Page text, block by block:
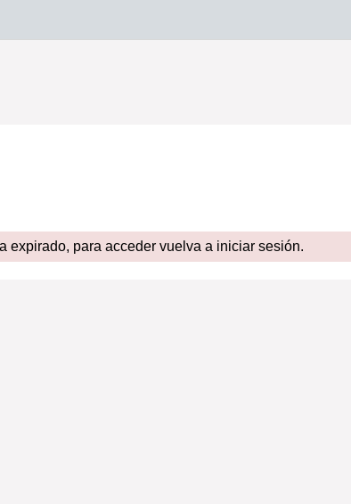
expirado, para acceder vuelva a iniciar sesión.